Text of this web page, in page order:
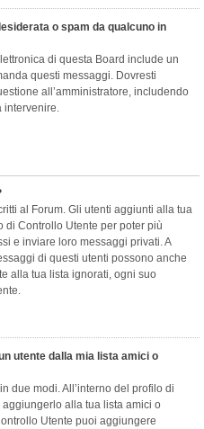
o spam da qualcuno in
di questa Board include un
questi messaggi. Dovresti
all’amministratore, includendo
intervenire.
al Forum. Gli utenti aggiunti alla tua
di Controllo Utente per poter più
e inviare loro messaggi privati. A
di questi utenti possono anche
alla tua lista ignorati, ogni suo
utente dalla mia lista amici o
due modi. All’interno del profilo di
alla tua lista amici o
Utente puoi aggiungere